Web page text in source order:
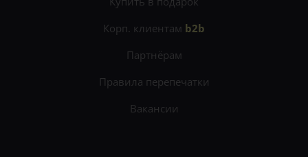
Корп. клиентам b2b
Партнёрам
Правила перепечатки
Вакансии